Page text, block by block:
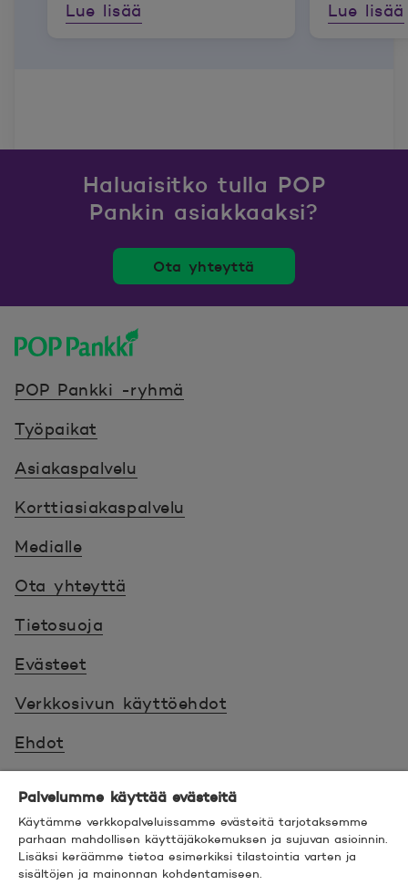
Lue lisää Lue lisää
Haluaisitko tulla POP
Pankin asiakkaaksi?
Ota yhteyttä
POP Pankki -ryhmä
Työpaikat
Asiakaspalvelu
Korttiasiakaspalvelu
Medialle
Ota yhteyttä
Tietosuoja
Evästeet
Verkkosivun käyttöehdot
Ehdot
Saavutettavuus
Hyödyllistä tietää
Palvelumme käyttää evästeitä
Käytämme verkkopalveluissamme evästeitä tarjotaksemme
parhaan mahdollisen käyttäjäkokemuksen ja sujuvan asioinnin.
Lisäksi keräämme tietoa esimerkiksi tilastointia varten ja
sisältöjen ja mainonnan kohdentamiseen.